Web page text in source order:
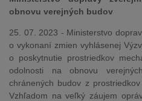
obnovu verejných budov
25. 07. 2023 - Ministerstvo
o vykonaní zmien vyhlásenej
o poskytnutie prostriedkov
odolnosti na obnovu
chránených budov z
Vzhľadom na veľký záujem